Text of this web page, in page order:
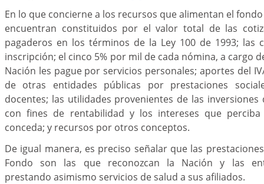
En lo que concierne a los recursos que alimentan el
encuentran constituidos por el valor total de las
pagaderos en los términos de la Ley 100 de 1993; las
inscripción; el cinco 5% por mil de cada nómina, a cargo
Nación les pague por servicios personales; aportes del
de otras entidades públicas por prestaciones
docentes; las utilidades provenientes de las inversiones
con fines de rentabilidad y los intereses que
conceda; y recursos por otros conceptos.
De igual manera, es preciso señalar que las
Fondo son las que reconozcan la Nación y las
prestando asimismo servicios de salud a sus afiliados.